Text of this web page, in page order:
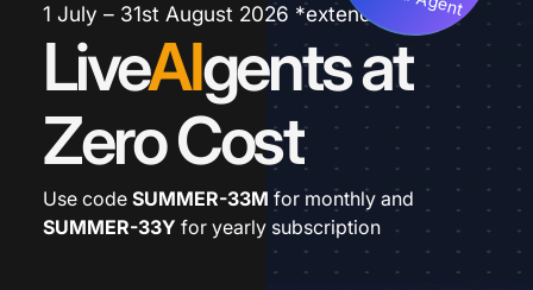
1 July – 31st August 2026 *extended
LiveAIgents at
Zero Cost
Use code SUMMER-33M for monthly and
SUMMER-33Y for yearly subscription